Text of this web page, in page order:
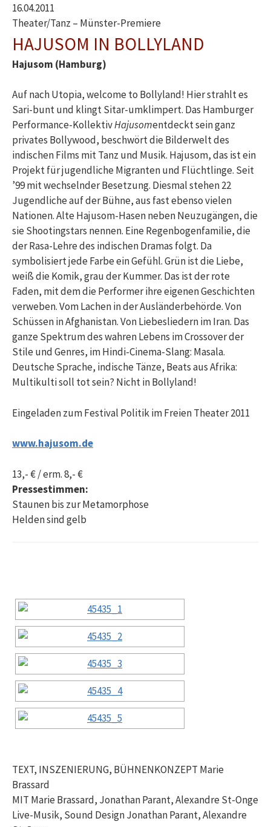
16.04.2011
Theater/Tanz – Münster-Premiere
HAJUSOM IN BOLLYLAND
Hajusom (Hamburg)
Auf nach Utopia, welcome to Bollyland! Hier strahlt es
Sari-bunt und klingt Sitar-umklimpert. Das Hamburger
Performance-KollektivHajusomentdeckt sein ganz
privates Bollywood, beschwört die Bilderwelt des
indischen Films mit Tanz und Musik. Hajusom, das ist ein
Projekt für jugendliche Migranten und Flüchtlinge. Seit
’99 mit wechselnder Besetzung. Diesmal stehen 22
Jugendliche auf der Bühne, aus fast ebenso vielen
Nationen. Alte Hajusom-Hasen neben Neuzugängen, die
sie Shootingstars nennen. Eine Regenbogenfamilie, die
der Rasa-Lehre des indischen Dramas folgt. Da
symbolisiert jede Farbe ein Gefühl. Grün ist die Liebe,
weiß die Komik, grau der Kummer. Das ist der rote
Faden, mit dem die Performer ihre eigenen Geschichten
verweben. Vom Lachen in der Ausländerbehörde. Von
Schüssen in Afghanistan. Von Liebesliedern im Iran. Das
ganze Spektrum des wahren Lebens im Crossover der
Stile und Genres, im Hindi-Cinema-Slang: Masala.
Deutsche Sprache, indische Tänze, Beats aus Afrika:
Multikulti soll tot sein? Nicht in Bollyland!
Eingeladen zum Festival Politik im Freien Theater 2011
www.hajusom.de
13,- € / erm. 8,- €
Pressestimmen:
Staunen bis zur Metamorphose
Helden sind gelb
TEXT, INSZENIERUNG, BÜHNENKONZEPT Marie
Brassard
MIT Marie Brassard, Jonathan Parant, Alexandre St-Onge
Live-Musik, Sound Design Jonathan Parant, Alexandre